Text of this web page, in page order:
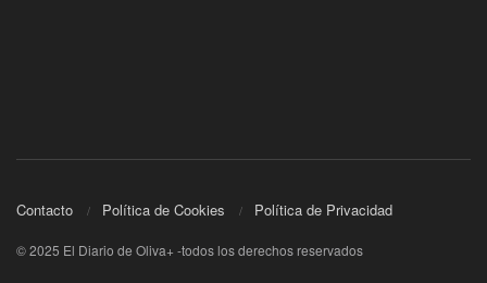
Contacto Política de Cookies Política de Privacidad
© 2025 El Diario de Oliva+ -todos los derechos reservados